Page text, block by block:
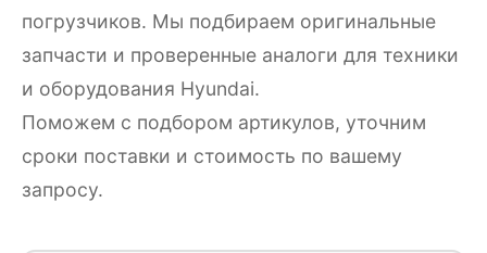
погрузчиков. Мы подбираем оригинальные
запчасти и проверенные аналоги для техники
и оборудования Hyundai.
Поможем с подбором артикулов, уточним
сроки поставки и стоимость по вашему
запросу.